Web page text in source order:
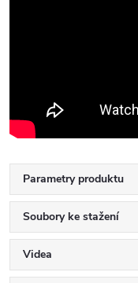
Parametry produktu
Soubory ke stažení
Videa